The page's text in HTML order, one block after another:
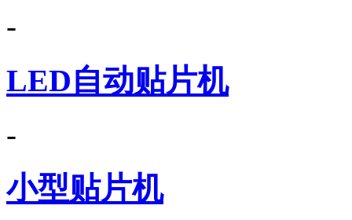
-
LED自动贴片机
-
小型贴片机